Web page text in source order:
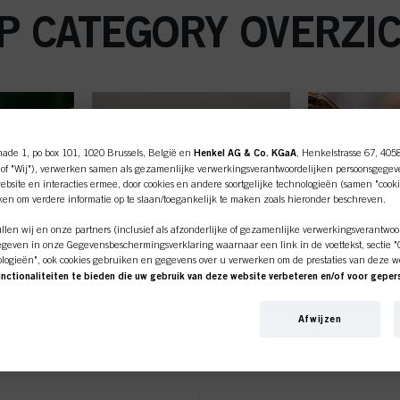
CATEGORY
shop is exclusief voor
1, po box 101, 1020 Brussels, België en Henkel AG & Co. KGaA , Henkelstrasse 67,
"Wij"), verwerken samen als gezamenlijke verwerkingsverantwoordelijken
en interacties ermee, door cookies en andere soortgelijke technologieën (samen
om verdere informatie op te slaan/toegankelijk te maken zoals hieronder beschreven.
wij en onze partners (inclusief als afzonderlijke of gezamenlijke
in onze Gegevensbeschermingsverklaring waarnaar een link in de voettekst, sectie
ook cookies gebruiken en gegevens over u verwerken om de prestaties van deze
te bieden die uw gebruik van deze website verbeteren en/of voor
u aanmaken die verrijkt kunnen worden met gegevens die van derden en andere
Afwijzen